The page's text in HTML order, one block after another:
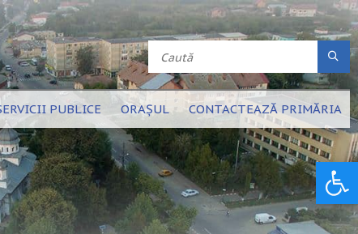
PUBLICE ORAȘUL CONTACTEAZĂ PRIMĂRIA
Deschide bara de unelte